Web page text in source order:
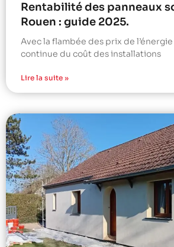
Rentabilité des panneaux
Rouen : guide 2025.
Avec la flambée des prix de
continue du coût des installations
Lire la suite »